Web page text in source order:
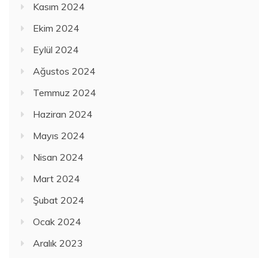
Kasım 2024
Ekim 2024
Eylül 2024
Ağustos 2024
Temmuz 2024
Haziran 2024
Mayıs 2024
Nisan 2024
Mart 2024
Şubat 2024
Ocak 2024
Aralık 2023